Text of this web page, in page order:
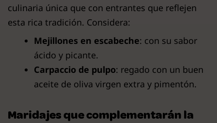
culinaria única que con entrantes que reflejen
esta rica tradición. Considera:
Mejillones en escabeche: con su sabor
ácido y picante.
Carpaccio de pulpo: regado con un buen
aceite de oliva virgen extra y pimentón.
Maridajes que complementarán la